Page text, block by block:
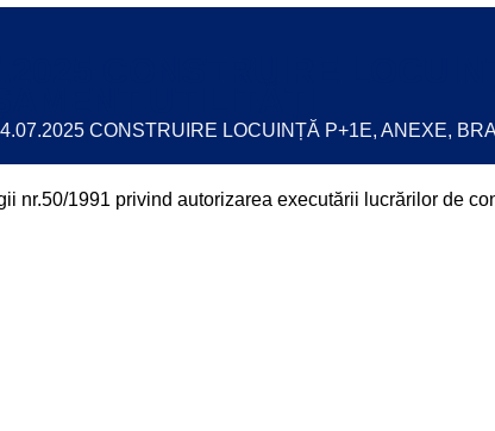
CONSTRUIRE LOCUINȚĂ P+1E, ANEXE,
nr.50/1991 privind autorizarea executării lucrărilor de